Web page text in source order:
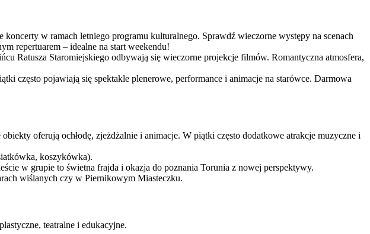
w ramach letniego programu kulturalnego. Sprawdź wieczorne występy na scenach
repertuarem – idealne na start weekendu!
Ratusza Staromiejskiego odbywają się wieczorne projekcje filmów. Romantyczna atmosfera,
często pojawiają się spektakle plenerowe, performance i animacje na starówce. Darmowa
oferują ochłodę, zjeżdżalnie i animacje. W piątki często dodatkowe atrakcje muzyczne i
koszykówka).
w grupie to świetna frajda i okazja do poznania Torunia z nowej perspektywy.
wiślanych czy w Piernikowym Miasteczku.
teatralne i edukacyjne.